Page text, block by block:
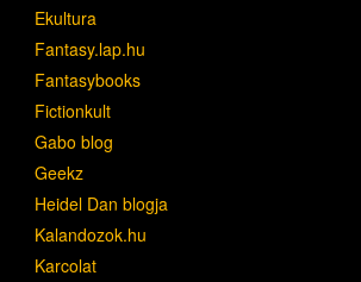
Ekultura
Fantasy.lap.hu
Fantasybooks
Fictionkult
Gabo blog
Geekz
Heidel Dan blogja
Kalandozok.hu
Karcolat